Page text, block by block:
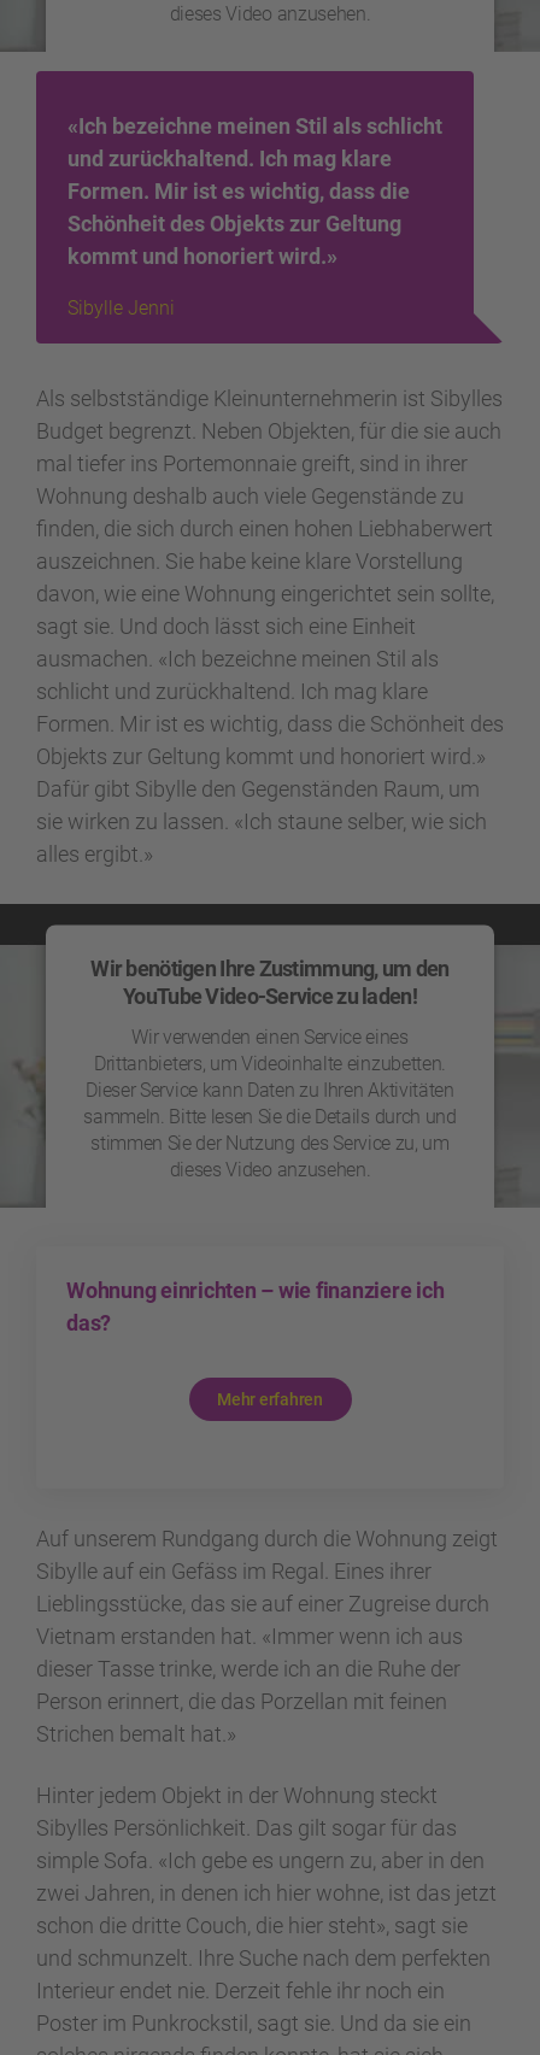
dieses Video anzusehen.
Akzeptieren
powered byUsercentrics Consent Management
Platform
«Ich bezeichne meinen Stil als schlicht
und zurückhaltend. Ich mag klare
Formen. Mir ist es wichtig, dass die
Schönheit des Objekts zur Geltung
kommt und honoriert wird.»
Sibylle Jenni
Als selbstständige Kleinunternehmerin ist Sibylles
Budget begrenzt. Neben Objekten, für die sie auch
mal tiefer ins Portemonnaie greift, sind in ihrer
Wohnung deshalb auch viele Gegenstände zu
finden, die sich durch einen hohen Liebhaberwert
auszeichnen. Sie habe keine klare Vorstellung
davon, wie eine Wohnung eingerichtet sein sollte,
sagt sie. Und doch lässt sich eine Einheit
ausmachen. «Ich bezeichne meinen Stil als
schlicht und zurückhaltend. Ich mag klare
Formen. Mir ist es wichtig, dass die Schönheit des
Objekts zur Geltung kommt und honoriert wird.»
Dafür gibt Sibylle den Gegenständen Raum, um
sie wirken zu lassen. «Ich staune selber, wie sich
alles ergibt.»
Wir benötigen Ihre Zustimmung, um den
YouTube Video-Service zu laden!
Wir verwenden einen Service eines
Drittanbieters, um Videoinhalte einzubetten.
Dieser Service kann Daten zu Ihren Aktivitäten
sammeln. Bitte lesen Sie die Details durch und
stimmen Sie der Nutzung des Service zu, um
dieses Video anzusehen.
Akzeptieren
Wohnung einrichten – wie finanziere ich
das?
Mehr erfahren
Auf unserem Rundgang durch die Wohnung zeigt
Sibylle auf ein Gefäss im Regal. Eines ihrer
Lieblingsstücke, das sie auf einer Zugreise durch
Vietnam erstanden hat. «Immer wenn ich aus
dieser Tasse trinke, werde ich an die Ruhe der
Person erinnert, die das Porzellan mit feinen
Strichen bemalt hat.»
Hinter jedem Objekt in der Wohnung steckt
Sibylles Persönlichkeit. Das gilt sogar für das
simple Sofa. «Ich gebe es ungern zu, aber in den
zwei Jahren, in denen ich hier wohne, ist das jetzt
schon die dritte Couch, die hier steht», sagt sie
und schmunzelt. Ihre Suche nach dem perfekten
Interieur endet nie. Derzeit fehle ihr noch ein
Poster im Punkrockstil, sagt sie. Und da sie ein